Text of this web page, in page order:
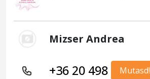
Mizser Andrea
+36 20 498 Mutasd!